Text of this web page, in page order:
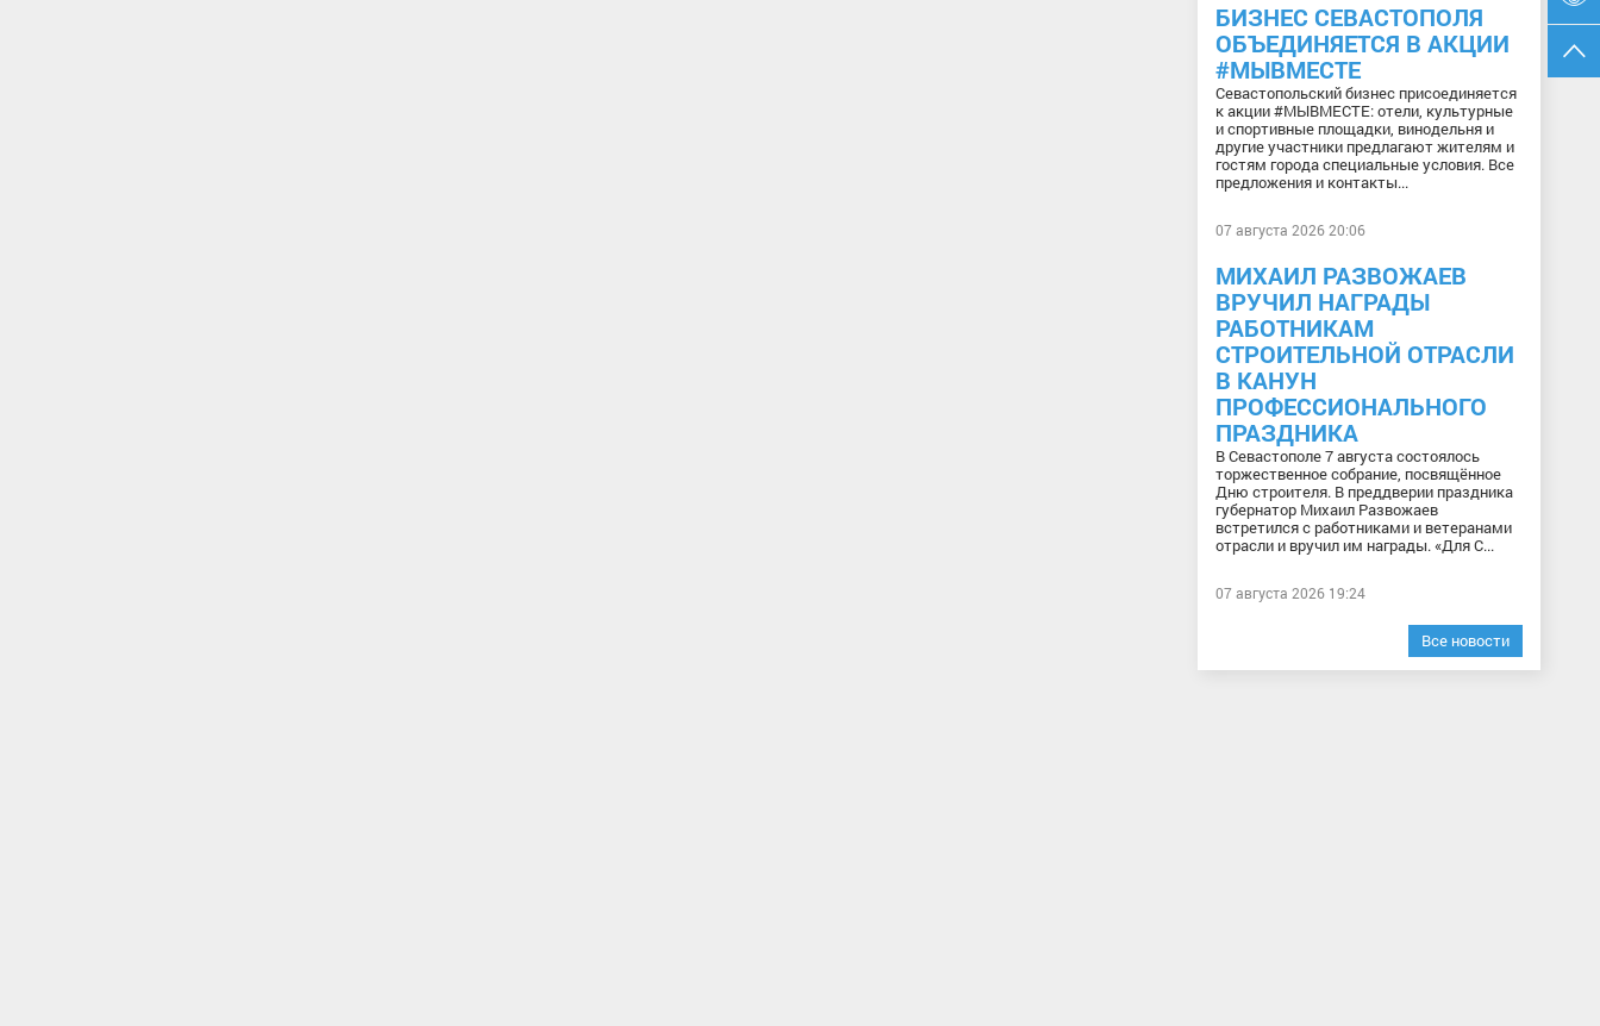
БИЗНЕС СЕВАСТОПОЛЯ
ОБЪЕДИНЯЕТСЯ В АКЦИИ
#МЫВМЕСТЕ
Севастопольский бизнес присоединяется
к акции #МЫВМЕСТЕ: отели, культурные
и спортивные площадки, винодельня и
другие участники предлагают жителям и
гостям города специальные условия. Все
предложения и контакты...
07 августа 2026 20:06
МИХАИЛ РАЗВОЖАЕВ
ВРУЧИЛ НАГРАДЫ
РАБОТНИКАМ
СТРОИТЕЛЬНОЙ ОТРАСЛИ
В КАНУН
ПРОФЕССИОНАЛЬНОГО
ПРАЗДНИКА
В Севастополе 7 августа состоялось
торжественное собрание, посвящённое
Дню строителя. В преддверии праздника
губернатор Михаил Развожаев
встретился с работниками и ветеранами
отрасли и вручил им награды. «Для С...
07 августа 2026 19:24
Все новости